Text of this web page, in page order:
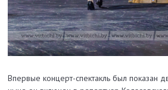
Впервые концерт-спектакль был показан